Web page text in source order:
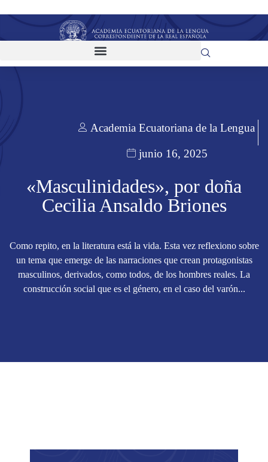
Academia Ecuatoriana de la Lengua
junio 16, 2025
«Masculinidades», por doña
Cecilia Ansaldo Briones
Como repito, en la literatura está la vida. Esta vez reflexiono sobre
un tema que emerge de las narraciones que crean protagonistas
masculinos, derivados, como todos, de los hombres reales. La
construcción social que es el género, en el caso del varón...